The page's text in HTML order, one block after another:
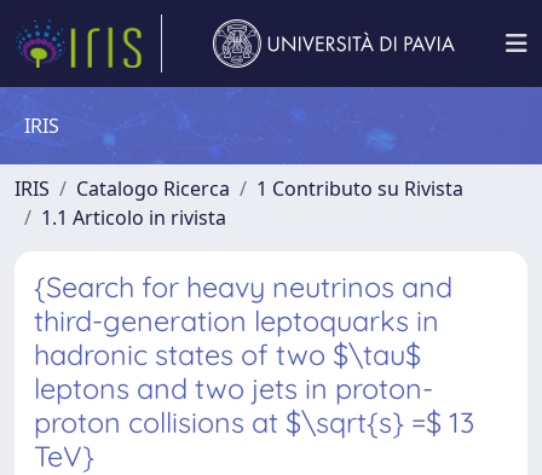
IRIS
IRIS Catalogo Ricerca
1 Contributo su Rivista
1.1 Articolo in rivista
{Search for heavy neutrinos and
third-generation leptoquarks in
hadronic states of two $\tau$
leptons and two jets in proton-
proton collisions at $\sqrt{s} =$ 13
TeV}